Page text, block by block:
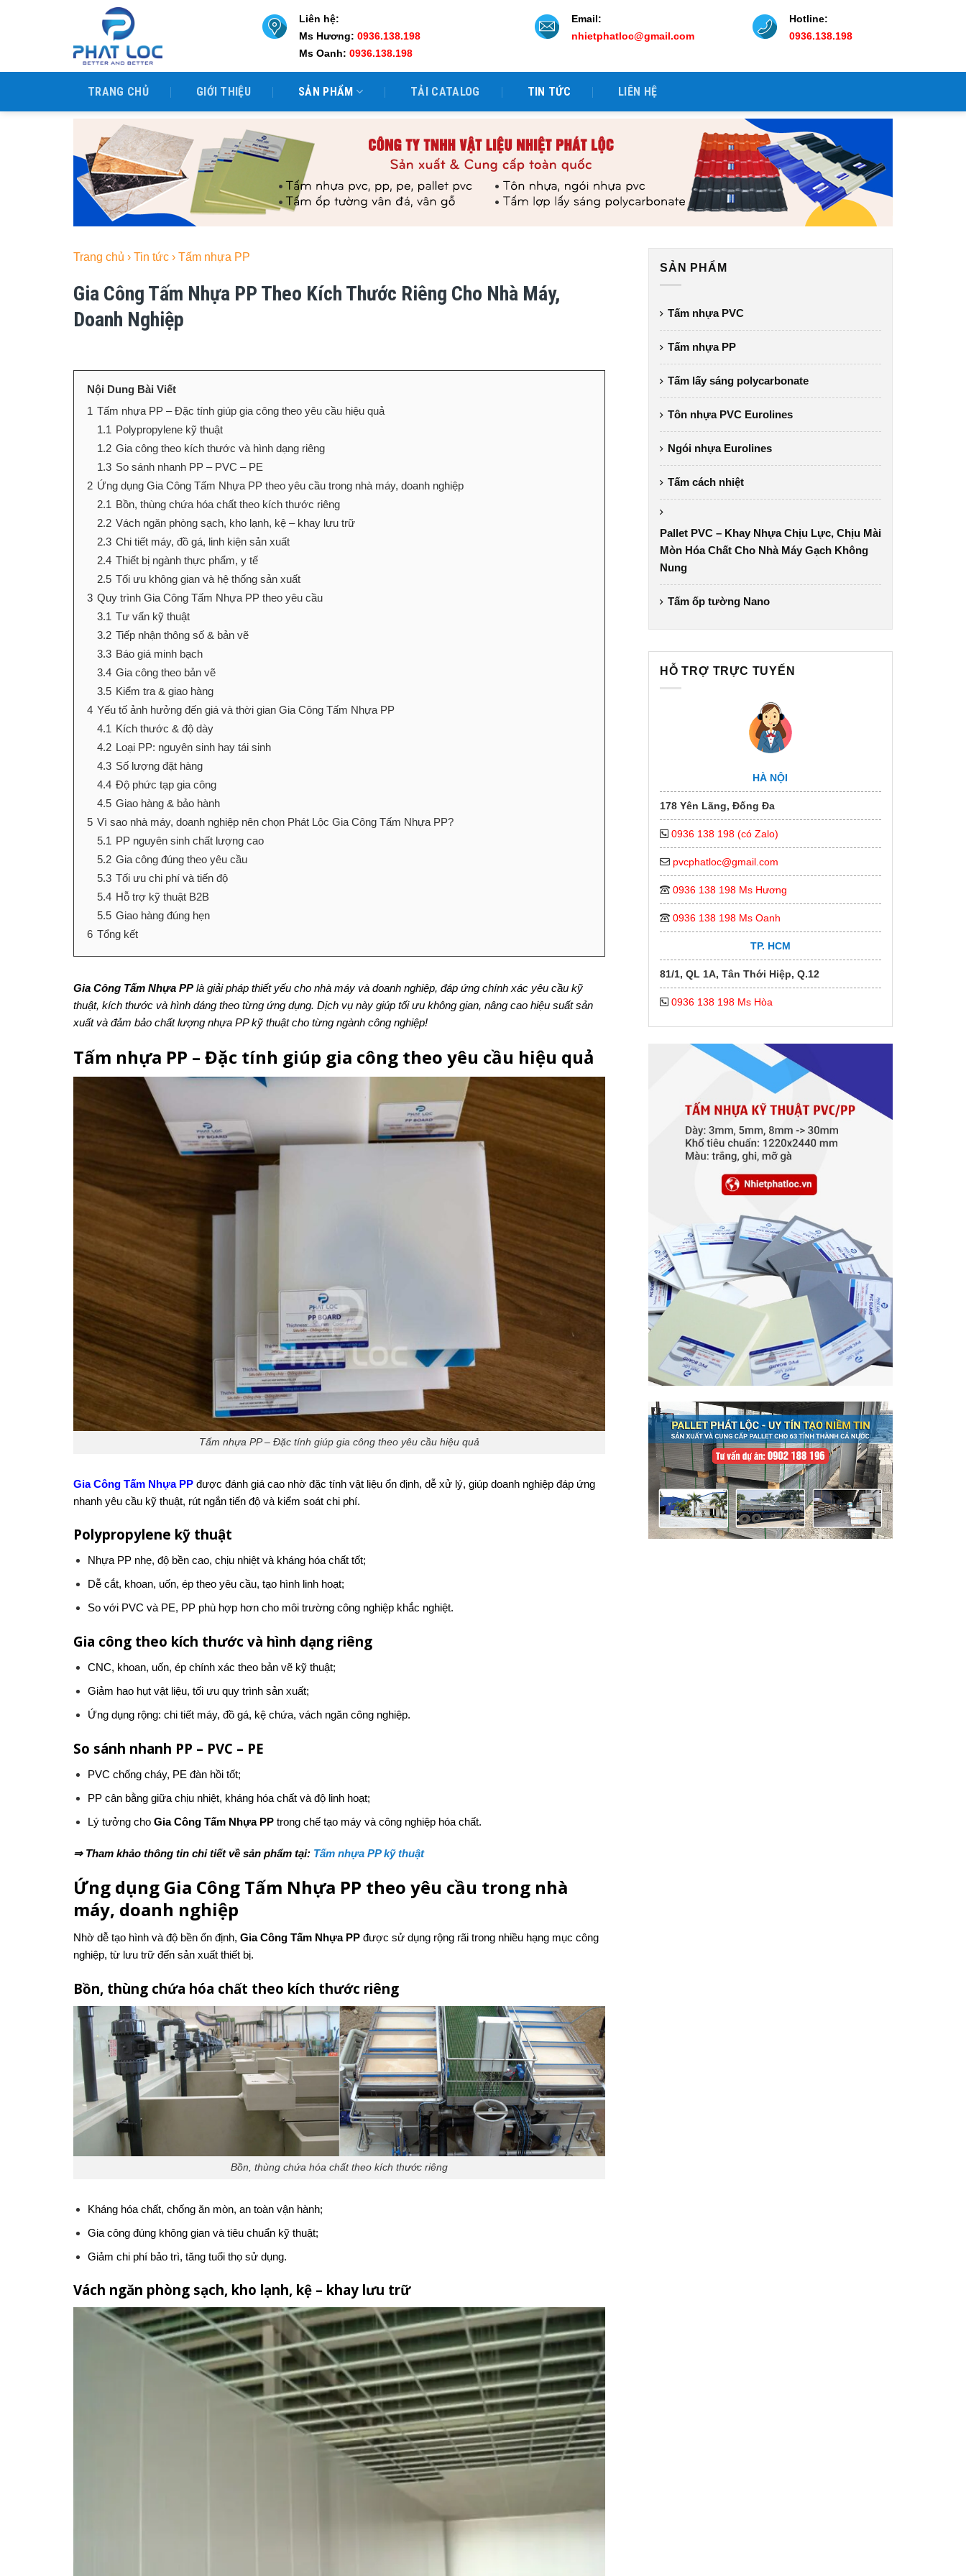
Liên hệ:
Ms Hương: 0936.138.198
Ms Oanh: 0936.138.198
Email:
nhietphatloc@gmail.com
Hotline:
0936.138.198
TRANG CHỦ GIỚI THIỆU SẢN PHẨM TẢI CATALOG TIN TỨC LIÊN HỆ
Trang chủ › Tin tức › Tấm nhựa PP
Gia Công Tấm Nhựa PP Theo Kích Thước Riêng Cho Nhà Máy,
Doanh Nghiệp
Nội Dung Bài Viết
1 Tấm nhựa PP – Đặc tính giúp gia công theo yêu cầu hiệu quả
1.1 Polypropylene kỹ thuật
1.2 Gia công theo kích thước và hình dạng riêng
1.3 So sánh nhanh PP – PVC – PE
2 Ứng dụng Gia Công Tấm Nhựa PP theo yêu cầu trong nhà máy, doanh nghiệp
2.1 Bồn, thùng chứa hóa chất theo kích thước riêng
2.2 Vách ngăn phòng sạch, kho lạnh, kệ – khay lưu trữ
2.3 Chi tiết máy, đồ gá, linh kiện sản xuất
2.4 Thiết bị ngành thực phẩm, y tế
2.5 Tối ưu không gian và hệ thống sản xuất
3 Quy trình Gia Công Tấm Nhựa PP theo yêu cầu
3.1 Tư vấn kỹ thuật
3.2 Tiếp nhận thông số & bản vẽ
3.3 Báo giá minh bạch
3.4 Gia công theo bản vẽ
3.5 Kiểm tra & giao hàng
4 Yếu tố ảnh hưởng đến giá và thời gian Gia Công Tấm Nhựa PP
4.1 Kích thước & độ dày
4.2 Loại PP: nguyên sinh hay tái sinh
4.3 Số lượng đặt hàng
4.4 Độ phức tạp gia công
4.5 Giao hàng & bảo hành
5 Vì sao nhà máy, doanh nghiệp nên chọn Phát Lộc Gia Công Tấm Nhựa PP?
5.1 PP nguyên sinh chất lượng cao
5.2 Gia công đúng theo yêu cầu
5.3 Tối ưu chi phí và tiến độ
5.4 Hỗ trợ kỹ thuật B2B
5.5 Giao hàng đúng hẹn
6 Tổng kết
Gia Công Tấm Nhựa PP là giải pháp thiết yếu cho nhà máy và doanh nghiệp, đáp ứng chính xác yêu cầu kỹ
thuật, kích thước và hình dáng theo từng ứng dụng. Dịch vụ này giúp tối ưu không gian, nâng cao hiệu suất sản
xuất và đảm bảo chất lượng nhựa PP kỹ thuật cho từng ngành công nghiệp!
Tấm nhựa PP – Đặc tính giúp gia công theo yêu cầu hiệu quả
Tấm nhựa PP – Đặc tính giúp gia công theo yêu cầu hiệu quả
Gia Công Tấm Nhựa PP được đánh giá cao nhờ đặc tính vật liệu ổn định, dễ xử lý, giúp doanh nghiệp đáp ứng
nhanh yêu cầu kỹ thuật, rút ngắn tiến độ và kiểm soát chi phí.
Polypropylene kỹ thuật
Nhựa PP nhẹ, độ bền cao, chịu nhiệt và kháng hóa chất tốt;
Dễ cắt, khoan, uốn, ép theo yêu cầu, tạo hình linh hoạt;
So với PVC và PE, PP phù hợp hơn cho môi trường công nghiệp khắc nghiệt.
Gia công theo kích thước và hình dạng riêng
CNC, khoan, uốn, ép chính xác theo bản vẽ kỹ thuật;
Giảm hao hụt vật liệu, tối ưu quy trình sản xuất;
Ứng dụng rộng: chi tiết máy, đồ gá, kệ chứa, vách ngăn công nghiệp.
So sánh nhanh PP – PVC – PE
PVC chống cháy, PE đàn hồi tốt;
PP cân bằng giữa chịu nhiệt, kháng hóa chất và độ linh hoạt;
Lý tưởng cho Gia Công Tấm Nhựa PPtrong chế tạo máy và công nghiệp hóa chất.
⇒ Tham khảo thông tin chi tiết về sản phẩm tại: Tấm nhựa PP kỹ thuật
Ứng dụng Gia Công Tấm Nhựa PP theo yêu cầu trong nhà
máy, doanh nghiệp
Nhờ dễ tạo hình và độ bền ổn định, Gia Công Tấm Nhựa PP được sử dụng rộng rãi trong nhiều hạng mục công
nghiệp, từ lưu trữ đến sản xuất thiết bị.
Bồn, thùng chứa hóa chất theo kích thước riêng
Bồn, thùng chứa hóa chất theo kích thước riêng
Kháng hóa chất, chống ăn mòn, an toàn vận hành;
Gia công đúng không gian và tiêu chuẩn kỹ thuật;
Giảm chi phí bảo trì, tăng tuổi thọ sử dụng.
Vách ngăn phòng sạch, kho lạnh, kệ – khay lưu trữ
SẢN PHẨM
Tấm nhựa PVC
Tấm nhựa PP
Tấm lấy sáng polycarbonate
Tôn nhựa PVC Eurolines
Ngói nhựa Eurolines
Tấm cách nhiệt
Pallet PVC – Khay Nhựa Chịu Lực, Chịu Mài
Mòn Hóa Chất Cho Nhà Máy Gạch Không
Nung
Tấm ốp tường Nano
HỖ TRỢ TRỰC TUYẾN
HÀ NỘI
178 Yên Lãng, Đống Đa
0936 138 198 (có Zalo)
pvcphatloc@gmail.com
0936 138 198 Ms Hương
0936 138 198 Ms Oanh
TP. HCM
81/1, QL 1A, Tân Thới Hiệp, Q.12
0936 138 198 Ms Hòa